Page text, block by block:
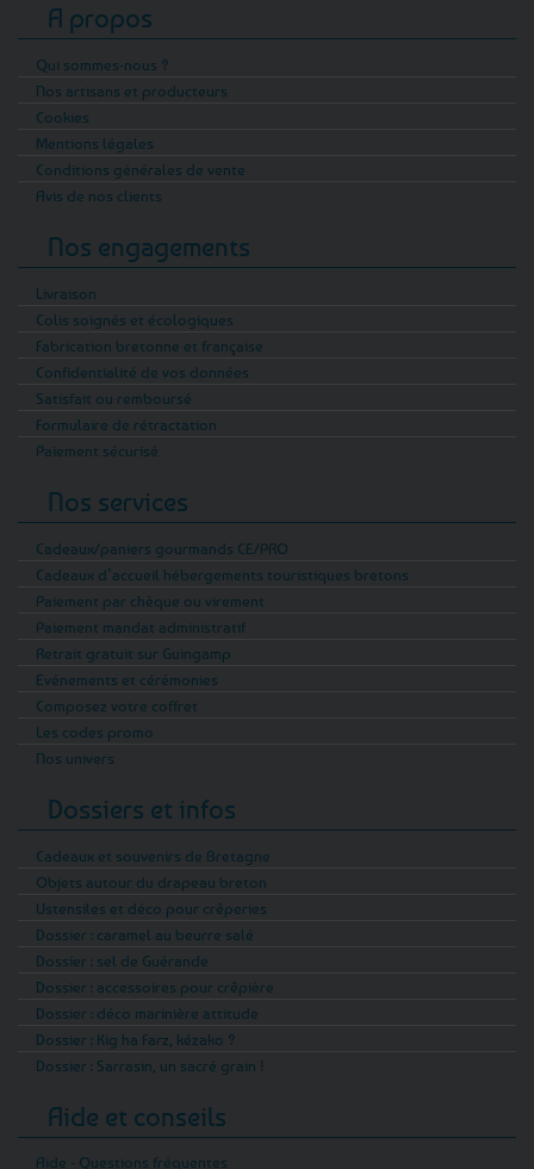
A propos
Qui sommes-nous ?
Nos artisans et producteurs
Cookies
Mentions légales
Conditions générales de vente
Avis de nos clients
Nos engagements
Livraison
Colis soignés et écologiques
Fabrication bretonne et française
Confidentialité de vos données
Satisfait ou remboursé
Formulaire de rétractation
Paiement sécurisé
Nos services
Cadeaux/paniers gourmands CE/PRO
Cadeaux d’accueil hébergements touristiques bretons
Paiement par chèque ou virement
Paiement mandat administratif
Retrait gratuit sur Guingamp
Evénements et cérémonies
Composez votre coffret
Les codes promo
Nos univers
Dossiers et infos
Cadeaux et souvenirs de Bretagne
Objets autour du drapeau breton
Ustensiles et déco pour crêperies
Dossier : caramel au beurre salé
Dossier : sel de Guérande
Dossier : accessoires pour crêpière
Dossier : déco marinière attitude
Dossier : Kig ha Farz, kézako ?
Dossier : Sarrasin, un sacré grain !
Aide et conseils
Aide - Questions fréquentes